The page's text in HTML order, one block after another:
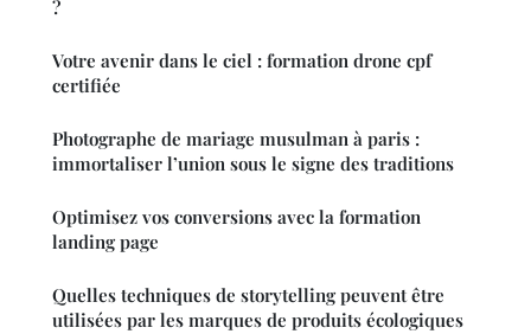
?
Votre avenir dans le ciel : formation drone cpf
certifiée
Photographe de mariage musulman à paris :
immortaliser l’union sous le signe des traditions
Optimisez vos conversions avec la formation
landing page
Quelles techniques de storytelling peuvent être
utilisées par les marques de produits écologiques